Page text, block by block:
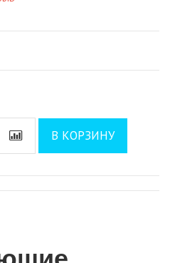
В КОРЗИНУ